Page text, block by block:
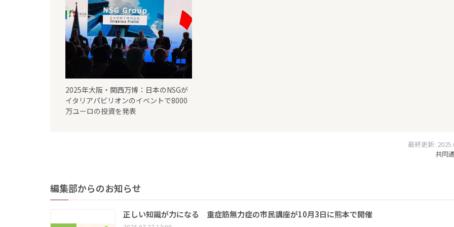
2025年大阪・関西万博：日本のNSGが
イタリアパビリオンのイベントで8000
万ユーロの投資を発表
最終更新:
共同
編集部からのお知らせ
正しい知識が力になる 重症筋無力症の市民講座が10月3日に熊本で開催